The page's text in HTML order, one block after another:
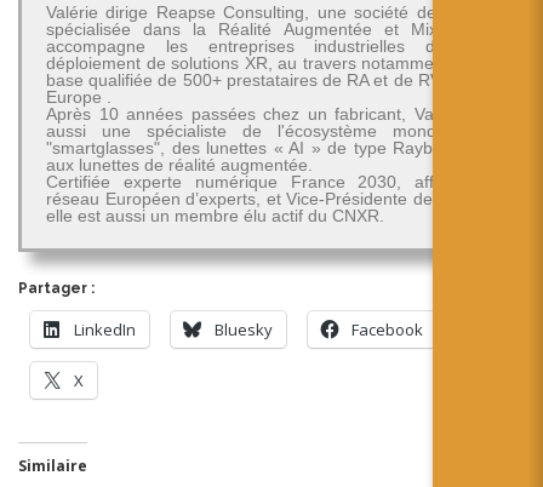
Valérie dirige Reapse Consulting, une société de conseil
spécialisée dans la Réalité Augmentée et Mixte. Elle
accompagne les entreprises industrielles dans le
déploiement de solutions XR, au travers notamment d'une
base qualifiée de 500+ prestataires de RA et de RV/RM en
Europe .
Après 10 années passées chez un fabricant, Valérie est
aussi une spécialiste de l'écosystème mondial des
"smartglasses", des lunettes « AI » de type Rayban-Meta
aux lunettes de réalité augmentée.
Certifiée experte numérique France 2030, affiliée au
réseau Européen d’experts, et Vice-Présidente de RA Pro,
elle est aussi un membre élu actif du CNXR.
Partager :
LinkedIn Bluesky Facebook
X
Similaire